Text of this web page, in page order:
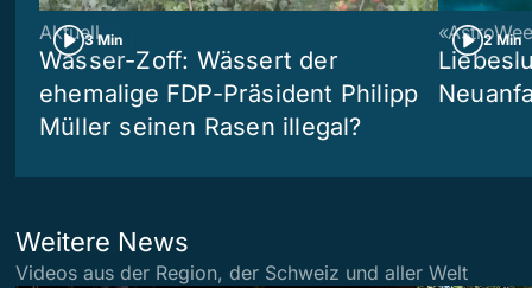
3 Min
Aktuell
Wasser-Zoff: Wässert der
ehemalige FDP-Präsident Philipp
Müller seinen Rasen illegal?
2 Min
Weitere News
Videos aus der Region, der Schweiz und aller Welt